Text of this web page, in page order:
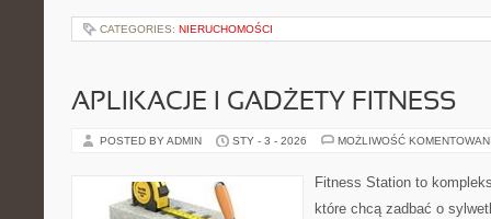
CATEGORIES: NIERUCHOMOŚCI
APLIKACJE I GADŻETY FITNESS
POSTED BY ADMIN STY - 3 - 2026 MOŻLIWOŚĆ
Fitness Station to
które chcą zadbać o